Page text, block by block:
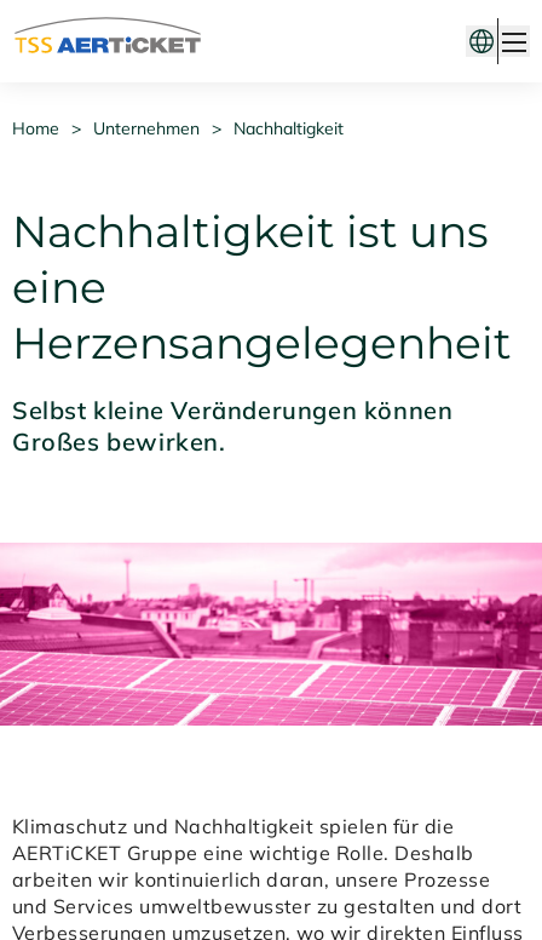
Home > Unternehmen > Nachhaltigkeit
Nachhaltigkeit ist uns
eine
Herzensangelegenheit
Selbst kleine Veränderungen können
Großes bewirken.
Klimaschutz und Nachhaltigkeit spielen für die
AERTiCKET Gruppe eine wichtige Rolle. Deshalb
arbeiten wir kontinuierlich daran, unsere Prozesse
und Services umweltbewusster zu gestalten und dort
Verbesserungen umzusetzen, wo wir direkten Einfluss